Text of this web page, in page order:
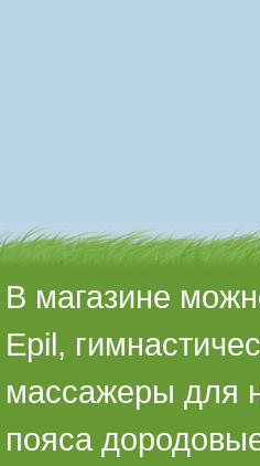
В магазине
Epil,
массажеры для
пояса